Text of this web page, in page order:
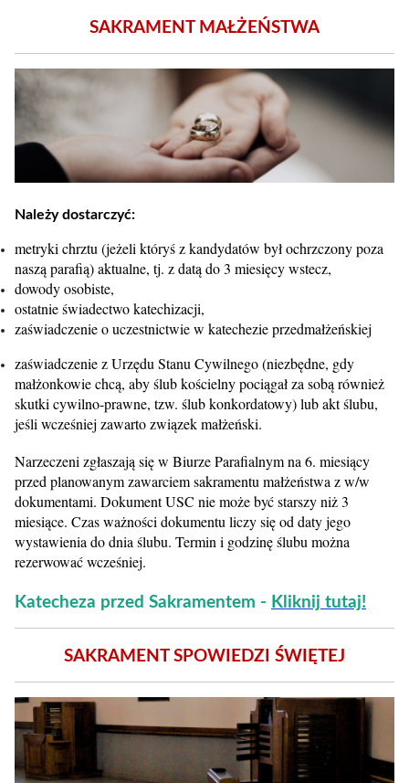
SAKRAMENT MAŁŻEŃSTWA
Należy dostarczyć:
metryki chrztu (jeżeli któryś z kandydatów był ochrzczony poza
naszą parafią) aktualne, tj. z datą do 3 miesięcy wstecz,
dowody osobiste,
ostatnie świadectwo katechizacji,
zaświadczenie o uczestnictwie w katechezie przedmałżeńskiej
zaświadczenie z Urzędu Stanu Cywilnego (niezbędne, gdy
małżonkowie chcą, aby ślub kościelny pociągał za sobą również
skutki cywilno-prawne, tzw. ślub konkordatowy) lub akt ślubu,
jeśli wcześniej zawarto związek małżeński.
Narzeczeni zgłaszają się w Biurze Parafialnym na 6. miesiący
przed planowanym zawarciem sakramentu małżeństwa z w/w
dokumentami. Dokument USC nie może być starszy niż 3
miesiące. Czas ważności dokumentu liczy się od daty jego
wystawienia do dnia ślubu. Termin i godzinę ślubu można
rezerwować wcześniej.
Katecheza przed Sakramentem - Kliknij tutaj!
SAKRAMENT SPOWIEDZI ŚWIĘTEJ